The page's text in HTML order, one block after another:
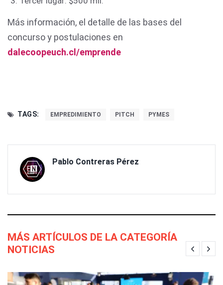
Más información, el detalle de las bases del
concurso y postulaciones en
dalecoopeuch.cl/emprende
TAGS: EMPREDIMIENTO PITCH PYMES
Pablo Contreras Pérez
MÁS ARTÍCULOS DE LA CATEGORÍA
NOTICIAS